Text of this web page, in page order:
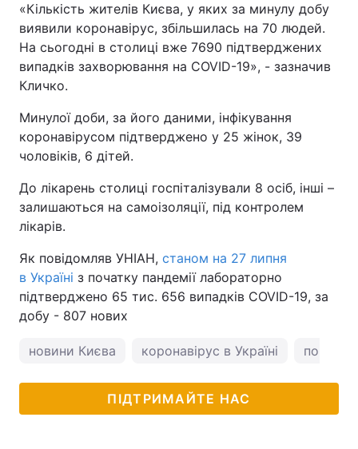
«Кількість жителів Києва, у яких за минулу добу
виявили коронавірус, збільшилась на 70 людей.
На сьогодні в столиці вже 7690 підтверджених
випадків захворювання на COVID-19», - зазначив
Кличко.
Минулої доби, за його даними, інфікування
коронавірусом підтверджено у 25 жінок, 39
чоловіків, 6 дітей.
До лікарень столиці госпіталізували 8 осіб, інші –
залишаються на самоізоляції, під контролем
лікарів.
Як повідомляв УНІАН, станом на 27 липня
в Україні з початку пандемії лабораторно
підтверджено 65 тис. 656 випадків COVID-19, за
добу - 807 нових
новини Києва коронавірус в Україні погода
ПІДТРИМАЙТЕ НАС